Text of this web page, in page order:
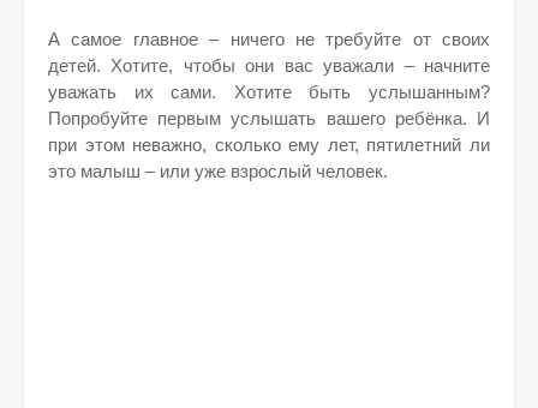
А самое главное – ничего не требуйте от своих
детей. Хотите, чтобы они вас уважали – начните
уважать их сами. Хотите быть услышанным?
Попробуйте первым услышать вашего ребёнка. И
при этом неважно, сколько ему лет, пятилетний ли
это малыш – или уже взрослый человек.